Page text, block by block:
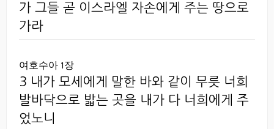
가 그들 곧 이스라엘 자손에게 주는 땅으로
가라
여호수아 1장
3 내가 모세에게 말한 바와 같이 무릇 너희
발바닥으로 밟는 곳을 내가 다 너희에게 주
었노니